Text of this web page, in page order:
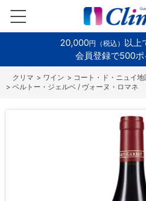
20,000円（税込） 以上
会員登録で500
> ワイン > コート・ド・ニュイ地
> ベルトー・ジェルベ / ヴォーヌ・ロマネ